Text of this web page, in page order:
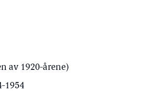
av 1920-årene)
1954